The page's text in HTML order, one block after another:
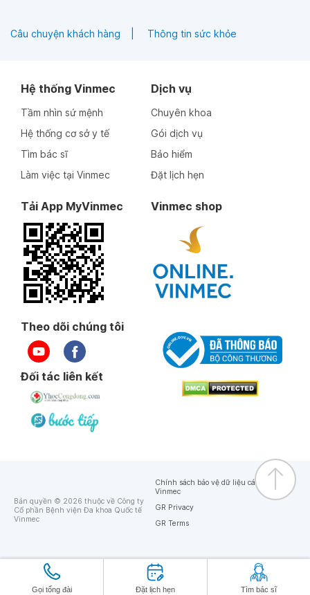
Câu chuyện khách hàng Thông tin sức khỏe
Gọi tổng đài Đặt lịch hẹn Tìm bác sĩ
Hệ thống Vinmec
Tầm nhìn sứ mệnh
Hệ thống cơ sở y tế
Tìm bác sĩ
Làm việc tại Vinmec
Dịch vụ
Chuyên khoa
Gói dịch vụ
Bảo hiểm
Đặt lịch hẹn
Tải App MyVinmec Vinmec shop
Theo dõi chúng tôi
Đối tác liên kết
Bản quyền © 2026 thuộc về Công ty
Cổ phần Bệnh viện Đa khoa Quốc tế
Vinmec
Chính sách bảo vệ dữ liệu cá nhân của
Vinmec
GR Privacy
GR Terms